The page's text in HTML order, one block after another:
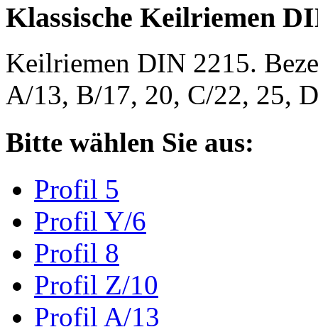
Klassische Keilriemen
Keilriemen DIN 2215.
A/13, B/17, 20, C/22, 25,
Bitte wählen Sie aus:
Profil 5
Profil Y/6
Profil 8
Profil Z/10
Profil A/13